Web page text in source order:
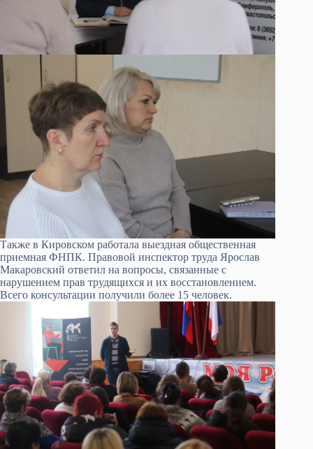
Также в Кировском работала выездная общественная
приемная ФНПК. Правовой инспектор труда Ярослав
Макаровский ответил на вопросы, связанные с
нарушением прав трудящихся и их восстановлением.
Всего консультации получили более 15 человек.